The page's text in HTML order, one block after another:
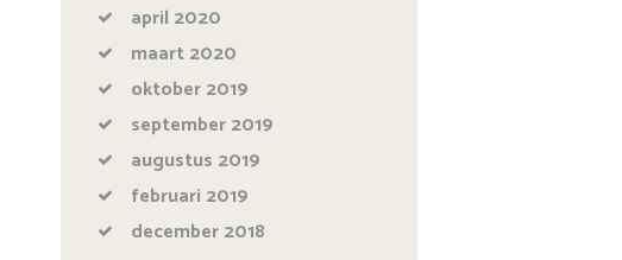
april 2020
maart2020
oktober2019
september2019
augustus 2019
februari 2019
december2018